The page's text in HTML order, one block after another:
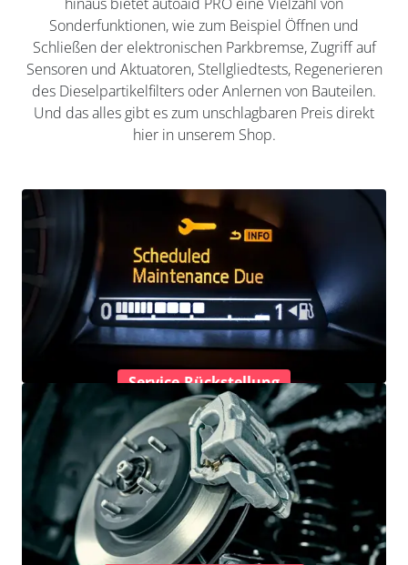
Sonderfunktionen, wie zum Beispiel Öffnen und
Schließen der elektronischen Parkbremse, Zugriff auf
Sensoren und Aktuatoren, Stellgliedtests, Regenerieren
des Dieselpartikelfilters oder Anlernen von Bauteilen.
Und das alles gibt es zum unschlagbaren Preis direkt
hier in unserem Shop.
Service-Rückstellung